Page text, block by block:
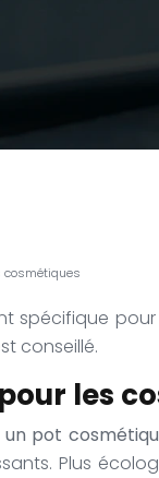
cosmétiques
spécifique
conseillé.
les
un pot
Plus